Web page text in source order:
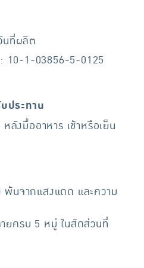
นที่ผลิต
10-1-03856-5-0125
ประทาน
ลังมื้ออาหาร เช้าหรือเย็น
นจากแสงแดด และความ
ยครบ 5 หมู่ ในสัดส่วนที่